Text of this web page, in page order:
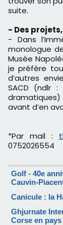
suite.
- Des
- Dans
monologue
Musée
je préfère
d’autres
SACD (ndlr
dramatiques)
avant d’en
​*Par mail :
0752026554
Golf - 40e
Cauvin-
Canicule : la
Ghjurnate
Corse en